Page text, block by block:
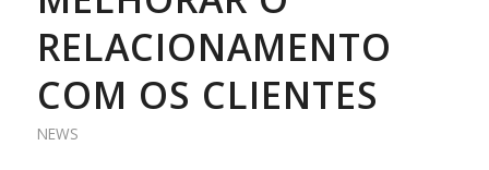
RELACIONAMENTO
COM OS CLIENTES
NEWS